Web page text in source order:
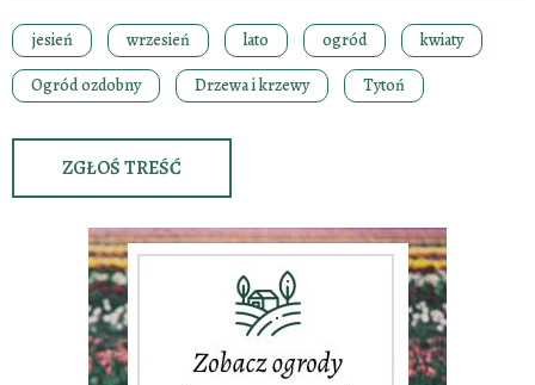
jesień wrzesień lato ogród
kwiaty
Ogród ozdobny
Drzewa i krzewy Tytoń
ZGŁOŚ TREŚĆ